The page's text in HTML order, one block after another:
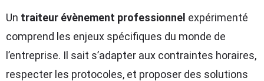
Un traiteur évènement professionnel expérimenté
comprend les enjeux spécifiques du monde de
l’entreprise. Il sait s’adapter aux contraintes horaires,
respecter les protocoles, et proposer des solutions